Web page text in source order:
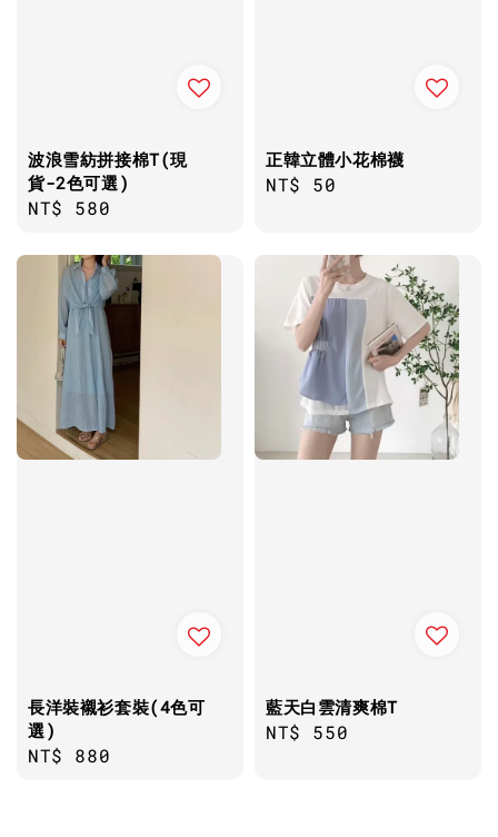
波浪雪紡拼接棉T(現
貨-2色可選)
Regular
NT$ 580
正韓立體小花棉襪
Regular
NT$ 50
長洋裝襯衫套裝(4色可
選)
Regular
NT$ 880
藍天白雲清爽棉T
Regular
NT$ 550